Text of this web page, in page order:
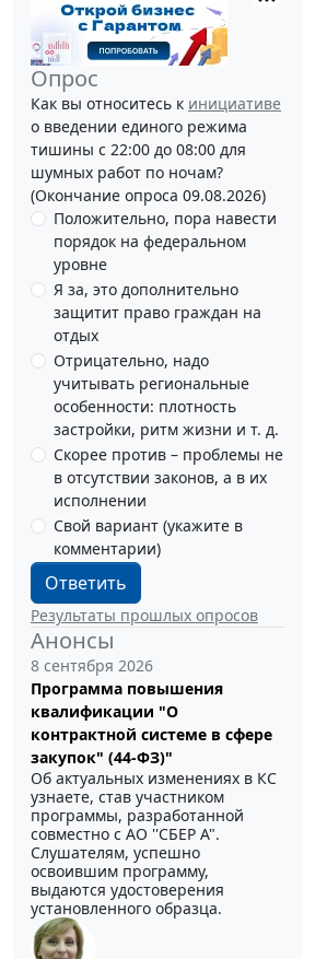
Опрос
Как вы относитесь к инициативе
о введении единого режима
тишины с 22:00 до 08:00 для
шумных работ по ночам?
(Окончание опроса 09.08.2026)
Положительно, пора навести
порядок на федеральном
уровне
Я за, это дополнительно
защитит право граждан на
отдых
Отрицательно, надо
учитывать региональные
особенности: плотность
застройки, ритм жизни и т. д.
Скорее против – проблемы не
в отсутствии законов, а в их
исполнении
Свой вариант (укажите в
комментарии)
Ответить
Результаты прошлых опросов
Анонсы
8 сентября 2026
Программа повышения
квалификации "О
контрактной системе в сфере
закупок" (44-ФЗ)"
Об актуальных изменениях в КС
узнаете, став участником
программы, разработанной
совместно с АО ''СБЕР А".
Слушателям, успешно
освоившим программу,
выдаются удостоверения
установленного образца.